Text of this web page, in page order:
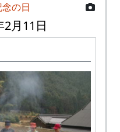
降り始めた雪が、夜
らいかな。
ほとんど色が無い世
の日
月11日